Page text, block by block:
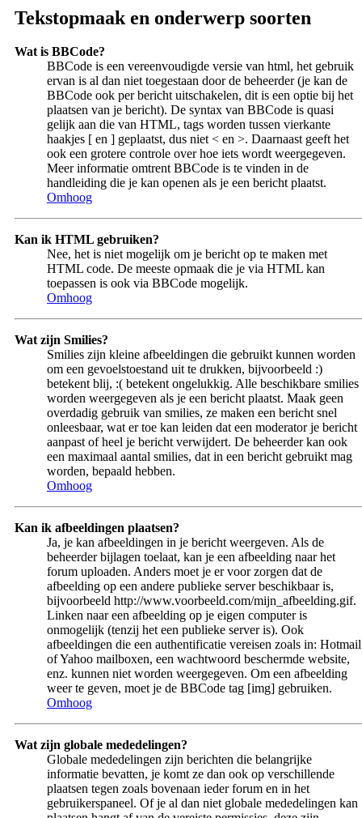
Tekstopmaak en onderwerp soorten
Wat is BBCode?
BBCode is een vereenvoudigde versie van html, het gebruik
ervan is al dan niet toegestaan door de beheerder (je kan de
BBCode ook per bericht uitschakelen, dit is een optie bij het
plaatsen van je bericht). De syntax van BBCode is quasi
gelijk aan die van HTML, tags worden tussen vierkante
haakjes [ en ] geplaatst, dus niet < en >. Daarnaast geeft het
ook een grotere controle over hoe iets wordt weergegeven.
Meer informatie omtrent BBCode is te vinden in de
handleiding die je kan openen als je een bericht plaatst.
Omhoog
Kan ik HTML gebruiken?
Nee, het is niet mogelijk om je bericht op te maken met
HTML code. De meeste opmaak die je via HTML kan
toepassen is ook via BBCode mogelijk.
Omhoog
Wat zijn Smilies?
Smilies zijn kleine afbeeldingen die gebruikt kunnen worden
om een gevoelstoestand uit te drukken, bijvoorbeeld :)
betekent blij, :( betekent ongelukkig. Alle beschikbare smilies
worden weergegeven als je een bericht plaatst. Maak geen
overdadig gebruik van smilies, ze maken een bericht snel
onleesbaar, wat er toe kan leiden dat een moderator je bericht
aanpast of heel je bericht verwijdert. De beheerder kan ook
een maximaal aantal smilies, dat in een bericht gebruikt mag
worden, bepaald hebben.
Omhoog
Kan ik afbeeldingen plaatsen?
Ja, je kan afbeeldingen in je bericht weergeven. Als de
beheerder bijlagen toelaat, kan je een afbeelding naar het
forum uploaden. Anders moet je er voor zorgen dat de
afbeelding op een andere publieke server beschikbaar is,
bijvoorbeeld http://www.voorbeeld.com/mijn_afbeelding.gif.
Linken naar een afbeelding op je eigen computer is
onmogelijk (tenzij het een publieke server is). Ook
afbeeldingen die een authentificatie vereisen zoals in: Hotmail
of Yahoo mailboxen, een wachtwoord beschermde website,
enz. kunnen niet worden weergegeven. Om een afbeelding
weer te geven, moet je de BBCode tag [img] gebruiken.
Omhoog
Wat zijn globale mededelingen?
Globale mededelingen zijn berichten die belangrijke
informatie bevatten, je komt ze dan ook op verschillende
plaatsen tegen zoals bovenaan ieder forum en in het
gebruikerspaneel. Of je al dan niet globale mededelingen kan